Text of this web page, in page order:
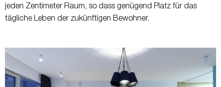
jeden Zentimeter Raum, so dass genügend Platz für das
tägliche Leben der zukünftigen Bewohner.